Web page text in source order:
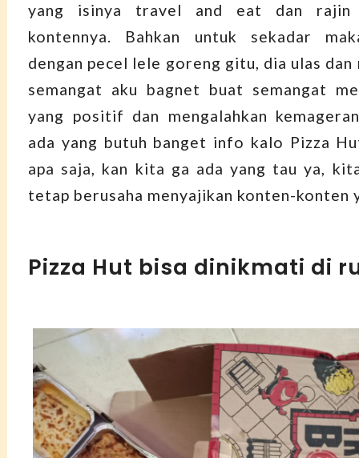
yang isinya travel and eat dan rajin
kontennya. Bahkan untuk sekadar
dengan pecel lele goreng gitu, dia ulas
semangat aku bagnet buat semangat
yang positif dan mengalahkan
ada yang butuh banget info kalo Pizza
apa saja, kan kita ga ada yang tau ya,
tetap berusaha menyajikan konten-konten
Pizza Hut bisa dinikmati di